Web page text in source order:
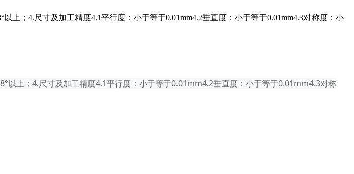
上；4.尺寸及加工精度4.1平行度：小于等于0.01mm4.2垂直度：小于等于0.01mm4.3对称度：小
以上；4.尺寸及加工精度4.1平行度：小于等于0.01mm4.2垂直度：小于等于0.01mm4.3对称